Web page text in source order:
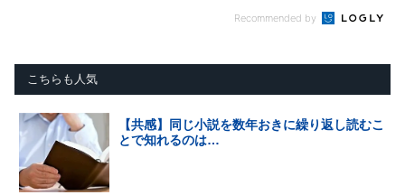
Recommended by
こちらも人気
【共感】同じ小説を数年おきに繰り返し読むこ
とで知れるのは…